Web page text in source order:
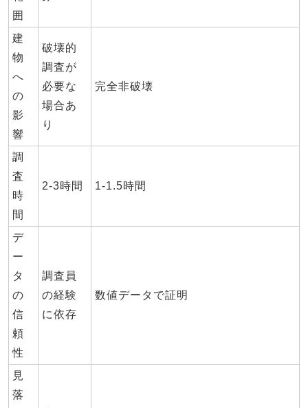
囲
建
物
へ
の
影
響
破壊的
調査が
必要な
場合あ
り
完全非破壊
調
査
時
間
2-3時間 1-1.5時間
デ
ー
タ
の
信
頼
性
調査員
の経験
に依存
数値データで証明
見
落